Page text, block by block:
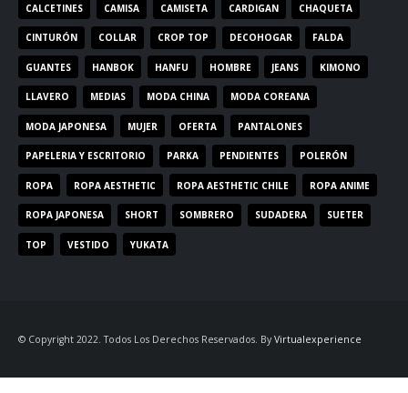
CALCETINES CAMISA CAMISETA CARDIGAN CHAQUETA
CINTURÓN COLLAR CROP TOP DECOHOGAR FALDA
GUANTES HANBOK HANFU HOMBRE JEANS KIMONO
LLAVERO MEDIAS MODA CHINA MODA COREANA
MODA JAPONESA MUJER OFERTA PANTALONES
PAPELERIA Y ESCRITORIO PARKA PENDIENTES POLERÓN
ROPA ROPA AESTHETIC ROPA AESTHETIC CHILE ROPA ANIME
ROPA JAPONESA SHORT SOMBRERO SUDADERA SUETER
TOP VESTIDO YUKATA
© Copyright 2022. Todos Los Derechos Reservados. By Virtualexperience